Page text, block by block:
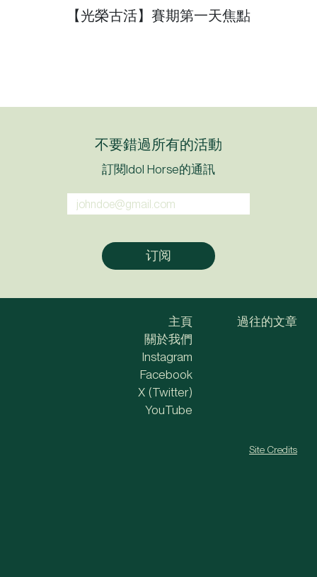
【光榮古活】賽期第一天焦點
不要錯過所有的活動
訂閱Idol Horse的通訊
主頁
關於我們
過往的文章
Instagram
Facebook
X (Twitter)
YouTube
Site Credits